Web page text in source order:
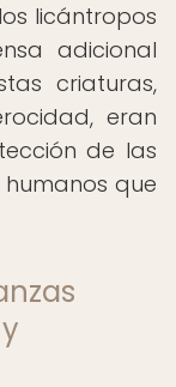
licántropos
adicional
criaturas,
eran
de las
que